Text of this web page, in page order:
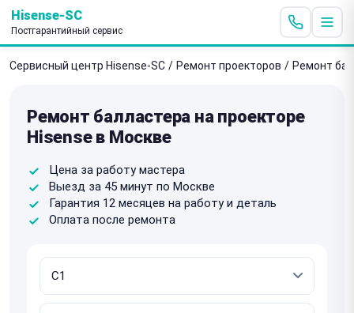
Hisense-SC
Постгарантийный сервис
Сервисный центр Hisense-SC / Ремонт проекторов / Ремонт
Ремонт балластера на проекторе
Hisense в Москве
Цена за работу мастера
Выезд за 45 минут по Москве
Гарантия 12 месяцев на работу и деталь
Оплата после ремонта